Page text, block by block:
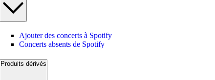
Ajouter des concerts à Spotify
Concerts absents de Spotify
Produits dérivés